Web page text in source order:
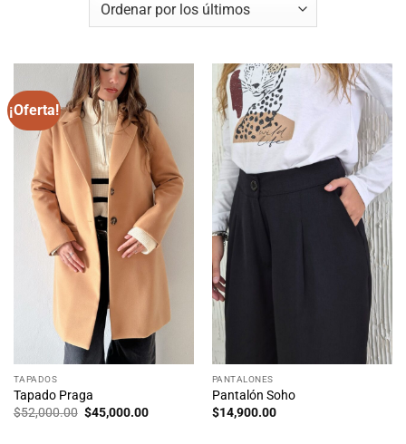
¡Oferta!
TAPADOS
Tapado Praga
$52,000.00 El
precio
$45,000.00El
PANTALONES
Pantalón Soho
$14,900.00